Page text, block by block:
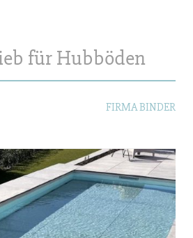
für Hubböden
FIRMA BINDER